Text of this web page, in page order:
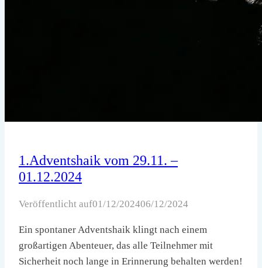
1.Adventshaik vom 29.11. –
01.12.2024
Veröffentlicht auf01/12/202406/12/2024
Ein spontaner Adventshaik klingt nach einem
großartigen Abenteuer, das alle Teilnehmer mit
Sicherheit noch lange in Erinnerung behalten werden!